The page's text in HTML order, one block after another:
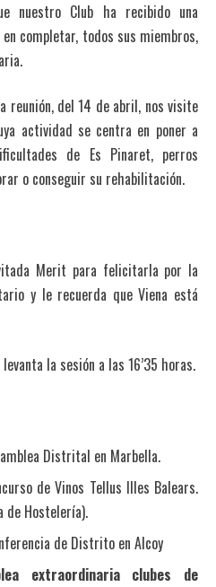
nuestro Club ha recibido una
completar, todos sus miembros,
reunión, del 14 de abril, nos visite
actividad se centra en poner a
de Es Pinaret, perros
o conseguir su rehabilitación.
Merit para felicitarla por la
y le recuerda que Viena está
la sesión a las 16’35 horas.
Distrital en Marbella.
de Vinos Tellus Illes Balears.
de Hostelería).
de Distrito en Alcoy
extraordinaria clubes de